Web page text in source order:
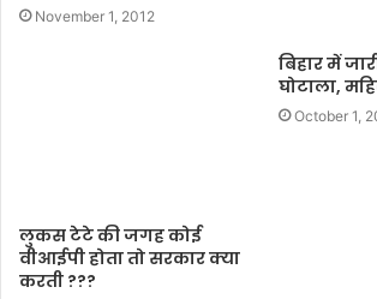
November 1, 2012
लुकस टेटे की जगह कोई
वीआईपी होता तो सरकार क्या
करती ???
बिहार में
घोटाला,
October 1,